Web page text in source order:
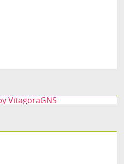
VitagoraGNS